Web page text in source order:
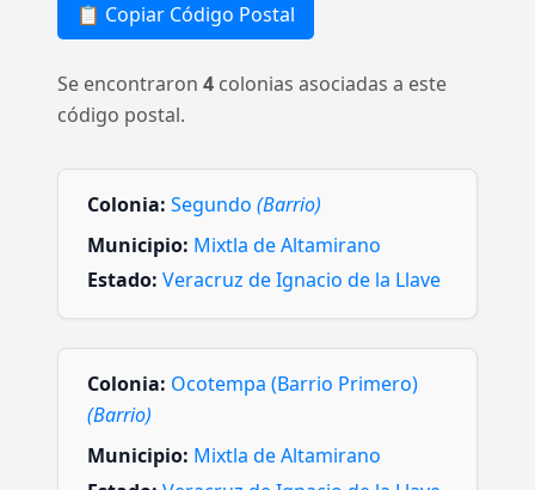
📋 Copiar Código Postal
Se encontraron 4 colonias asociadas a este
código postal.
Colonia: Segundo (Barrio)
Municipio: Mixtla de Altamirano
Estado: Veracruz de Ignacio de la Llave
Colonia: Ocotempa (Barrio Primero)
(Barrio)
Municipio: Mixtla de Altamirano